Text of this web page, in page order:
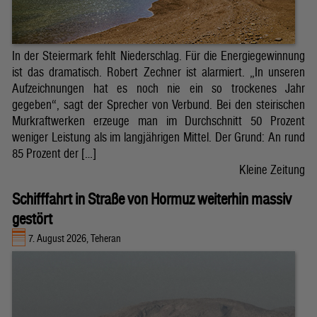
In der Steiermark fehlt Niederschlag. Für die Energiegewinnung
ist das dramatisch. Robert Zechner ist alarmiert. „In unseren
Aufzeichnungen hat es noch nie ein so trockenes Jahr
gegeben“, sagt der Sprecher von Verbund. Bei den steirischen
Murkraftwerken erzeuge man im Durchschnitt 50 Prozent
weniger Leistung als im langjährigen Mittel. Der Grund: An rund
85 Prozent der […]
Kleine Zeitung
Schifffahrt in Straße von Hormuz weiterhin massiv
gestört
7. August 2026, Teheran